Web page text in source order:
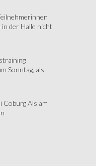
der Halle nicht
Sonntag, als
Als am